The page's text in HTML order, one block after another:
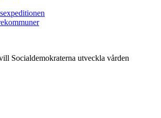
Socialdemokraterna utveckla vården